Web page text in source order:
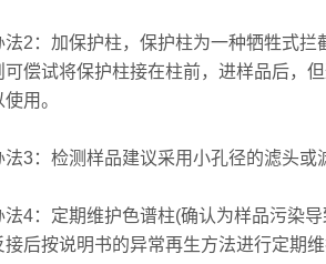
：加保护柱，保护柱为一种牺牲式拦
可偿试将保护柱接在柱前，进样品后，
用。
：检测样品建议采用小孔径的滤头或
：定期维护色谱柱(确认为样品污染导
接后按说明书的异常再生方法进行定期